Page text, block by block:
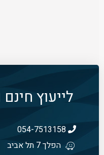
לייעוץ
הפלך 7 תל אביב